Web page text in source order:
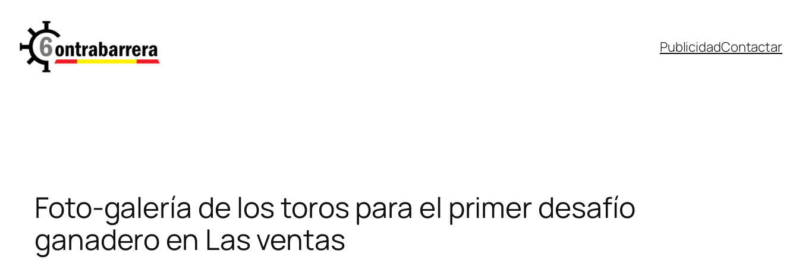
contenido
PublicidadContactar
Foto-galería de los toros para el primer desafío
ganadero en Las ventas